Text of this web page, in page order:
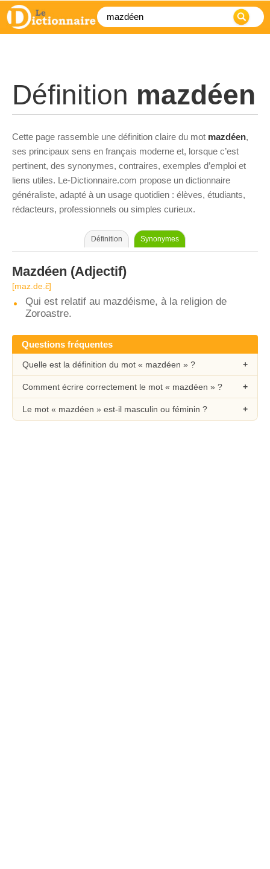
Définition mazdéen
Cette page rassemble une définition claire du mot mazdéen,
ses principaux sens en français moderne et, lorsque c’est
pertinent, des synonymes, contraires, exemples d’emploi et
liens utiles. Le-Dictionnaire.com propose un dictionnaire
généraliste, adapté à un usage quotidien : élèves, étudiants,
rédacteurs, professionnels ou simples curieux.
Définition Synonymes
Mazdéen (Adjectif)
[maz.de.ɛ̃]
Qui est relatif au mazdéisme, à la religion de
Zoroastre.
Questions fréquentes
Quelle est la définition du mot « mazdéen » ?
Comment écrire correctement le mot « mazdéen » ?
Le mot « mazdéen » est-il masculin ou féminin ?